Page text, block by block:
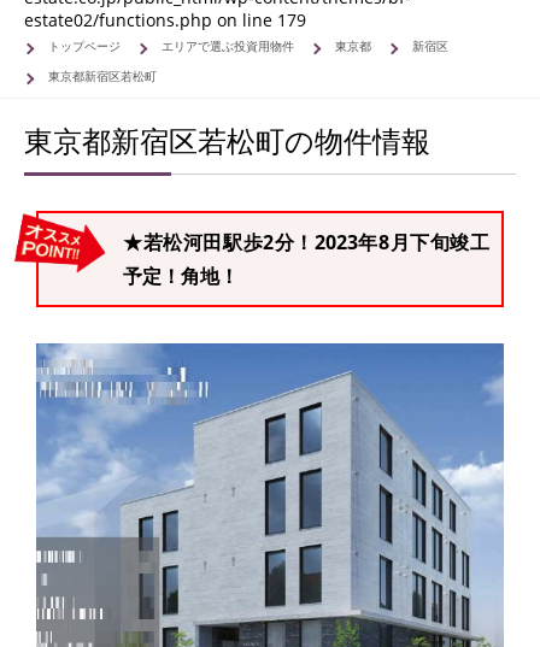
estate02/functions.php on line 179
トップページ エリアで選ぶ投資用物件 東京都
新宿区
東京都新宿区若松町
東京都新宿区若松町の物件情報
★若松河田駅歩2分！2023年8月下旬竣工
予定！角地！